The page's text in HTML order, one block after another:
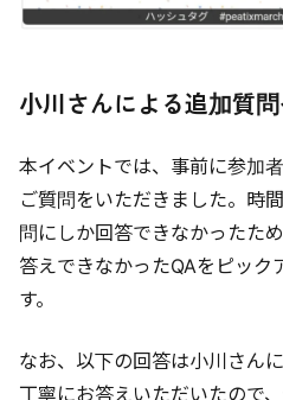
小川さんによる追加質
本イベントでは、事前に参加
ご質問をいただきました。時
問にしか回答できなかったた
答えできなかったQAをピック
す。
なお、以下の回答は小川さん
丁寧にお答えいただいたので